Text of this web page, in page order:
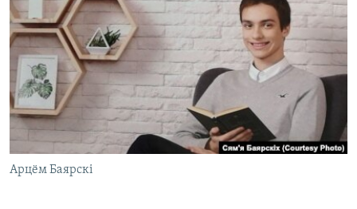
КУЛЬТУРА
КАЛЯНДАР
НА ХВАЛЯХ СВАБОДЫ
Арцём Баярскі